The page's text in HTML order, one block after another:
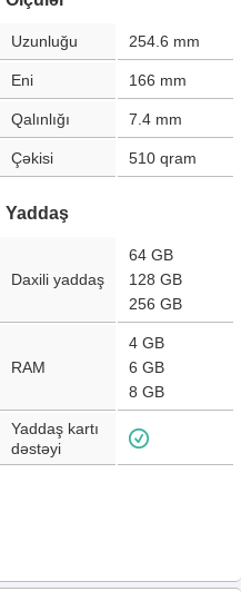
Uzunluğu 254.6 mm
Eni 166 mm
Qalınlığı 7.4 mm
Çəkisi 510 qram
Yaddaş
Daxili yaddaş
64 GB
128 GB
256 GB
RAM
4 GB
6 GB
8 GB
Yaddaş kartı
dəstəyi